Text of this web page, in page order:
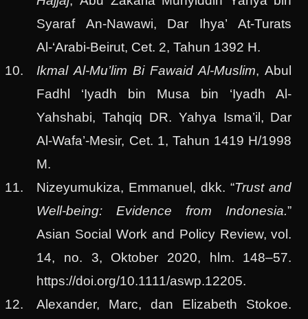
Syaraf An-Nawawi, Dar Ihya’ At-Turats
Al-‘Arabi-Beirut, Cet. 2, Tahun 1392 H.
Ikmal Al-Mu’lim Bi Fawaid Al-Muslim, Abul
Fadhl ‘Iyadh bin Musa bin ‘Iyadh Al-
Yahshabi, Tahqiq DR. Yahya Isma’il, Dar
Al-Wafa’-Mesir, Cet. 1, Tahun 1419 H/1998
M.
Nizeyumukiza, Emmanuel, dkk. “Trust and
Well-being: Evidence from Indonesia.”
Asian Social Work and Policy Review, vol.
14, no. 3, Oktober 2020, hlm. 148–57.
https://doi.org/10.1111/aswp.12205.
Alexander, Marc, dan Elizabeth Stokoe.